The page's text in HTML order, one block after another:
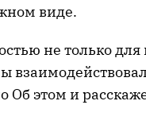
виде.
не только
Об этом и